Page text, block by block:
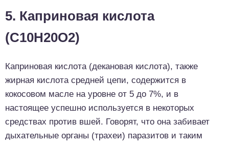
5. Каприновая кислота
(C10H20O2)
Каприновая кислота (декановая кислота), также
жирная кислота средней цепи, содержится в
кокосовом масле на уровне от 5 до 7%, и в
настоящее успешно используется в некоторых
средствах против вшей. Говорят, что она забивает
дыхательные органы (трахеи) паразитов и таким